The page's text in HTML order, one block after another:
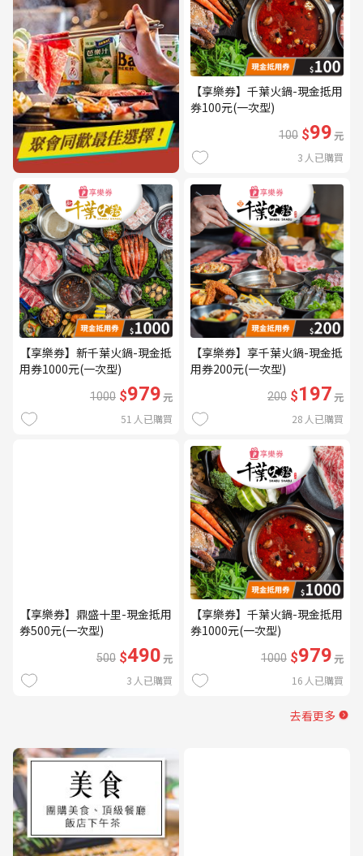
【享樂券】千葉火鍋-現金抵用
券100元(一次型)
100 $99元
3 人已購買
【享樂券】新千葉火鍋-現金抵
用券1000元(一次型)
1000 $979元
51 人已購買
【享樂券】享千葉火鍋-現金抵
用券200元(一次型)
200 $197元
28 人已購買
【享樂券】鼎盛十里-現金抵用
券500元(一次型)
500 $490元
3 人已購買
【享樂券】千葉火鍋-現金抵用
券1000元(一次型)
1000 $979元
16 人已購買
去看更多